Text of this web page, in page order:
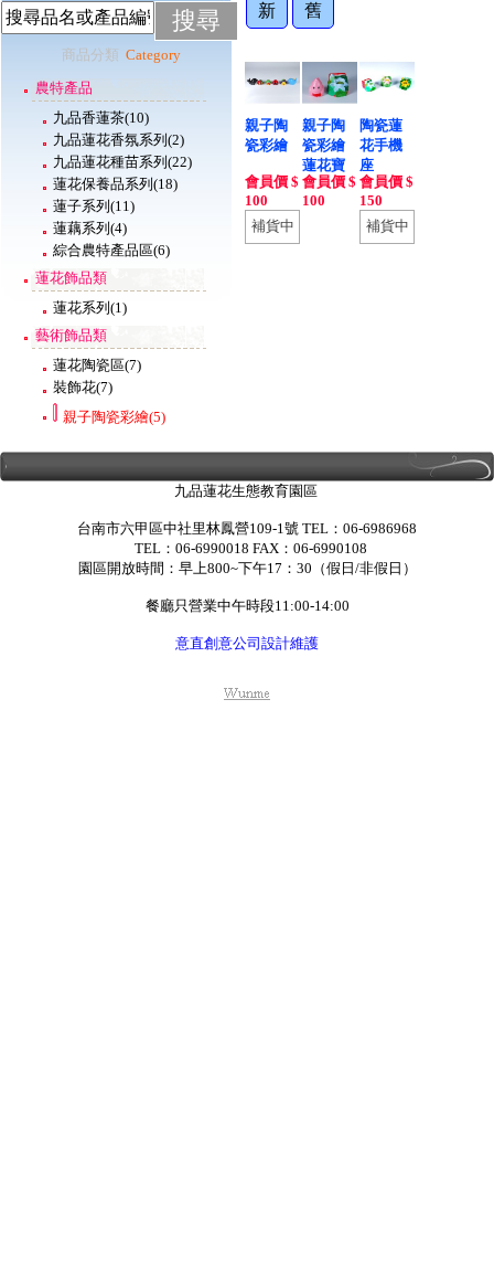
搜尋
商品分類 Category
農特產品
九品香蓮茶(10)
九品蓮花香氛系列 (2)
九品蓮花種苗系列 (22)
蓮花保養品系列 (18)
蓮子系列 (11)
蓮藕系列 (4)
綜合農特產品區(6)
蓮花飾品類
蓮花系列 (1)
藝術飾品類
蓮花陶瓷區(7)
裝飾花(7)
親子陶瓷彩繪(5)
新 舊
親子陶
瓷彩繪
會員價 $
100
補貨中
親子陶
瓷彩繪
蓮花寶
寶-左邊
會員價 $
100
陶瓷蓮
花手機
座
會員價 $
150
補貨中
九品蓮花生態教育園區
台南市六甲區中社里林鳳營109-1號 TEL：06-6986968
TEL：06-6990018 FAX：06-6990108
園區開放時間：早上800~下午17：30（假日/非假日）
餐廳只營業中午時段11:00-14:00
意直創意公司設計維護